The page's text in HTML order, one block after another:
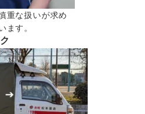
重な扱いが求め
ます。